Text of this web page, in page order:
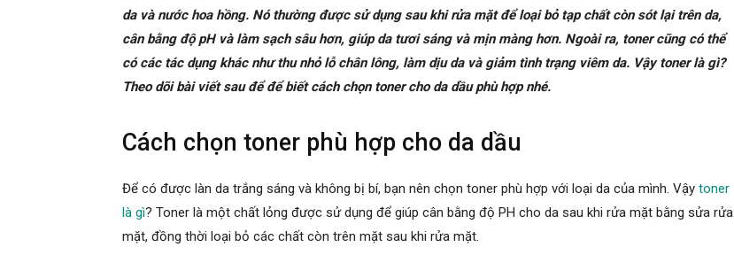
da và nước hoa hồng. Nó thường được sử dụng sau khi rửa mặt để loại bỏ tạp chất còn sót lại trên da,
cân bằng độ pH và làm sạch sâu hơn, giúp da tươi sáng và mịn màng hơn. Ngoài ra, toner cũng có thể
có các tác dụng khác như thu nhỏ lỗ chân lông, làm dịu da và giảm tình trạng viêm da. Vậy toner là gì?
Theo dõi bài viết sau để để biết cách chọn toner cho da dầu phù hợp nhé.
Cách chọn toner phù hợp cho da dầu
Để có được làn da trắng sáng và không bị bí, bạn nên chọn toner phù hợp với loại da của mình. Vậy toner
là gì? Toner là một chất lỏng được sử dụng để giúp cân bằng độ PH cho da sau khi rửa mặt bằng sửa rửa
mặt, đồng thời loại bỏ các chất còn trên mặt sau khi rửa mặt.